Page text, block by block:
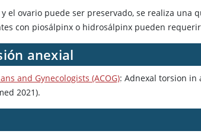
el ovario puede ser preservado, se realiza una
con piosálpinx o hidrosálpinx pueden
anexial
and Gynecologists (ACOG): Adnexal torsion in
2021).